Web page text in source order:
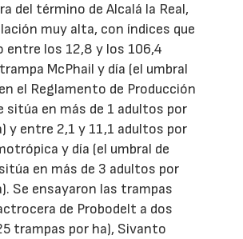
del término de Alcalá la Real,
muy alta, con índices que
entre los 12,8 y los 106,4
McPhail y día (el umbral
el Reglamento de Producción
sitúa en más de 1 adultos por
y entre 2,1 y 11,1 adultos por
y día (el umbral de
en más de 3 adultos por
Se ensayaron las trampas
de Probodelt a dos
trampas por ha), Sivanto